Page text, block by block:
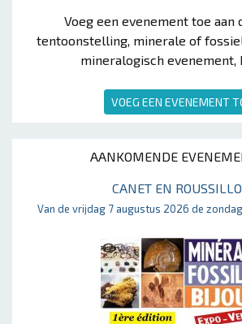
Voeg een evenement toe aan
tentoonstelling, minerale of
mineralogisch evenement,
VOEG EEN EVENEMENT
AANKOMENDE
CANET EN
Van de vrijdag 7 augustus 2026 de